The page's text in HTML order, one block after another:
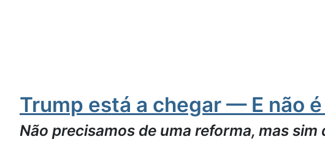
Trump está a chegar — E não
Não precisamos de uma reforma, mas